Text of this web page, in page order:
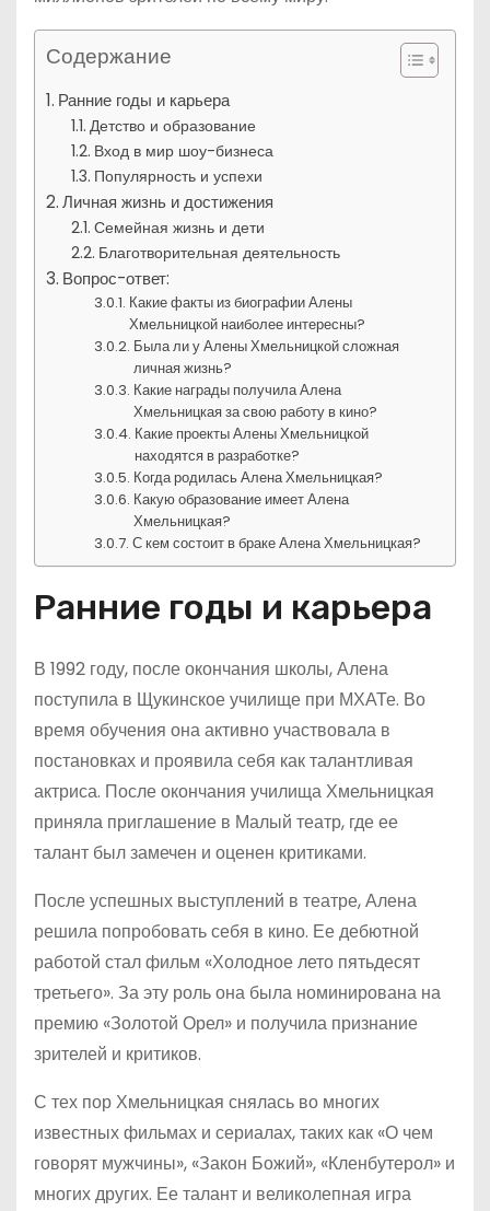
Содержание
Ранние годы и карьера
Детство и образование
Вход в мир шоу-бизнеса
Популярность и успехи
Личная жизнь и достижения
Семейная жизнь и дети
Благотворительная деятельность
Вопрос-ответ:
Какие факты из биографии Алены
Хмельницкой наиболее интересны?
Была ли у Алены Хмельницкой сложная
личная жизнь?
Какие награды получила Алена
Хмельницкая за свою работу в кино?
Какие проекты Алены Хмельницкой
находятся в разработке?
Когда родилась Алена Хмельницкая?
Какую образование имеет Алена
Хмельницкая?
С кем состоит в браке Алена Хмельницкая?
Ранние годы и карьера
В 1992 году, после окончания школы, Алена
поступила в Щукинское училище при МХАТе. Во
время обучения она активно участвовала в
постановках и проявила себя как талантливая
актриса. После окончания училища Хмельницкая
приняла приглашение в Малый театр, где ее
талант был замечен и оценен критиками.
После успешных выступлений в театре, Алена
решила попробовать себя в кино. Ее дебютной
работой стал фильм «Холодное лето пятьдесят
третьего». За эту роль она была номинирована на
премию «Золотой Орел» и получила признание
зрителей и критиков.
С тех пор Хмельницкая снялась во многих
известных фильмах и сериалах, таких как «О чем
говорят мужчины», «Закон Божий», «Кленбутерол» и
многих других. Ее талант и великолепная игра